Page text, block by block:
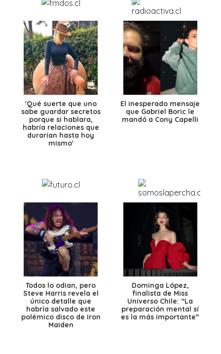
'Qué suerte que uno
sabe guardar secretos
porque si hablara,
habría relaciones que
durarían hasta hoy
mismo'
El inesperado mensaje
que Gabriel Boric le
mandó a Cony Capelli
Todos lo odian, pero
Steve Harris revela el
único detalle que
habría salvado este
polémico disco de Iron
Maiden
Dominga López,
finalista de Miss
Universo Chile: “La
preparación mental sí
es la más importante”